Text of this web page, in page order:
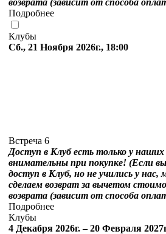
Подробнее
Клубы
Сб., 21 Ноября 2026г., 18:00
Встреча 6
Доступ в Клуб есть только у
внимательны при покупке! (Если
доступ в Клуб, но не учились у
сделаем возврат за вычетом
возврата (зависит от способа
Подробнее
Клубы
4 Декабря 2026г. – 20 Февраля